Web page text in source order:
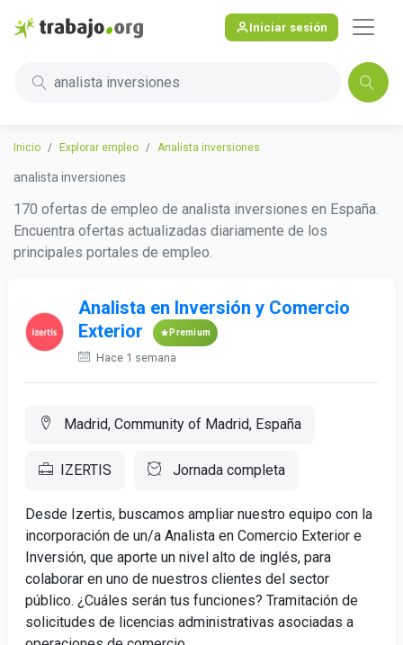
Iniciar sesión
analista inversiones
Inicio Explorar empleo Analista inversiones
analista inversiones
170 ofertas de empleo de analista inversiones en España.
Encuentra ofertas actualizadas diariamente de los
principales portales de empleo.
Analista en Inversión y Comercio
Exterior
Premium
Hace 1 semana
Madrid, Community of Madrid, España
IZERTIS Jornada completa
Desde Izertis, buscamos ampliar nuestro equipo con la
incorporación de un/a Analista en Comercio Exterior e
Inversión, que aporte un nivel alto de inglés, para
colaborar en uno de nuestros clientes del sector
público. ¿Cuáles serán tus funciones? Tramitación de
solicitudes de licencias administrativas asociadas a